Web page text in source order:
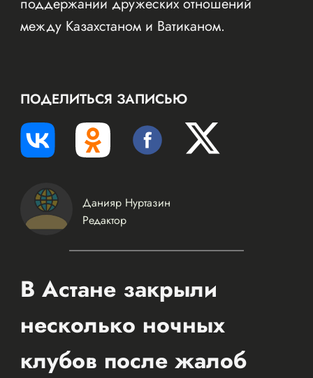
между Казахстаном и Ватиканом.
ПОДЕЛИТЬСЯ ЗАПИСЬЮ
Данияр Нуртазин
Редактор
В Астане закрыли
несколько ночных
клубов после жалоб